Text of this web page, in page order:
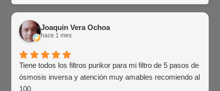
Joaquin Vera Ochoa
hace 1 mes
Tiene todos los filtros purikor para mi filtro de 5 pasos de
ósmosis inversa y atención muy amables recomiendo al
100